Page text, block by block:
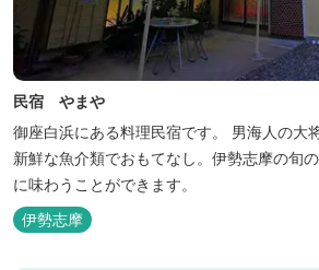
民宿 やまや
御座白浜にある料理民宿です。 男海人の大
新鮮な魚介類でおもてなし。伊勢志摩の旬
に味わうことができます。
伊勢志摩